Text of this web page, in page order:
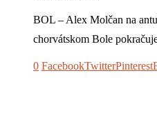
BOL – Alex Molčan na
chorvátskom Bole
0 FacebookTwitterPinterest